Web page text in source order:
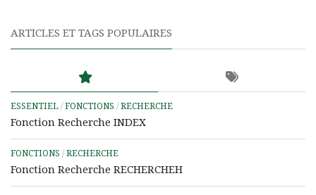
ARTICLES ET TAGS POPULAIRES
ESSENTIEL / FONCTIONS / RECHERCHE
Fonction Recherche INDEX
FONCTIONS / RECHERCHE
Fonction Recherche RECHERCHEH